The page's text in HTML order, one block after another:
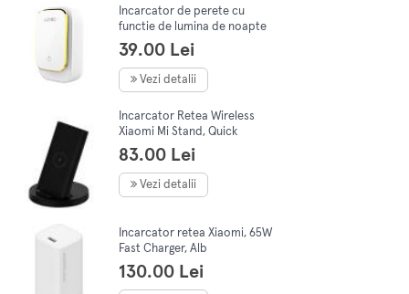
Incarcator de perete cu
functie de lumina de noapte
LDNIO A4405, 3x USB, 22W
(alb)
39.00 Lei
Vezi detalii
Incarcator Retea Wireless
Xiaomi Mi Stand, Quick
Charge, 20W, Negru
GDS4145GL
83.00 Lei
Vezi detalii
Incarcator retea Xiaomi, 65W
Fast Charger, Alb
130.00 Lei